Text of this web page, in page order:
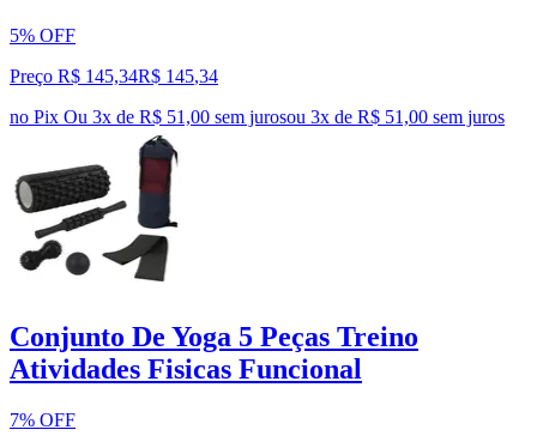
5% OFF
Preço R$ 145,34R$ 145,34
no Pix Ou 3x de R$ 51,00 sem jurosou 3x de R$ 51,00 sem juros
Conjunto De Yoga 5 Peças Treino
Atividades Fisicas Funcional
7% OFF